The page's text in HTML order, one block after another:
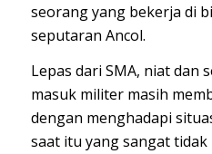
seorang yang bekerja di
seputaran Ancol.
Lepas dari SMA, niat dan
masuk militer masih
dengan menghadapi
saat itu yang sangat